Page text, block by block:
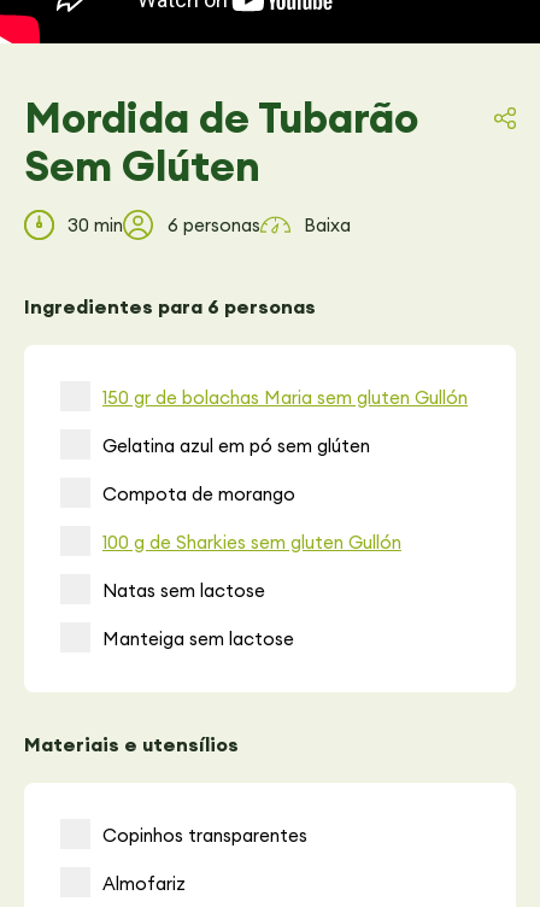
Mordida de Tubarão
Sem Glúten
30 min 6 personas Baixa
Ingredientes para 6 personas
150 gr de bolachas Maria sem gluten Gullón
Gelatina azul em pó sem glúten
Compota de morango
100 g de Sharkies sem gluten Gullón
Natas sem lactose
Manteiga sem lactose
Materiais e utensílios
Copinhos transparentes
Almofariz